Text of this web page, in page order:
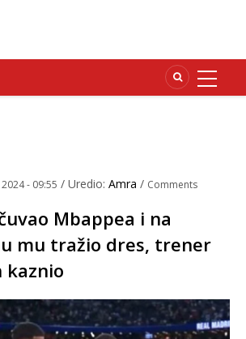
- 09:55 / Uredio: Amra / Comments
Mbappea i na
mu tražio dres, trener
kaznio